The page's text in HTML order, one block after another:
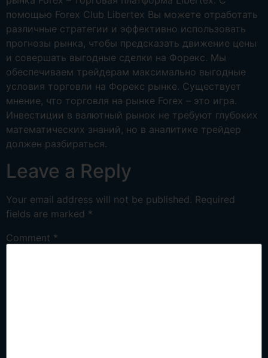
помощью Forex Club Libertex Вы можете отработать
различные стратегии и эффективно использовать
прогнозы рынка, чтобы предсказать движение цены
и совершать выгодные сделки на Форекс. Мы
обеспечиваем трейдерам максимально выгодные
условия торговли на Форекс рынке. Существует
мнение, что торговля на рынке Forex – это игра.
Инвестиции в валютный рынок не требуют глубоких
математических знаний, но в аналитике трейдер
должен разбираться.
Leave a Reply
Your email address will not be published. Required
fields are marked *
Comment *